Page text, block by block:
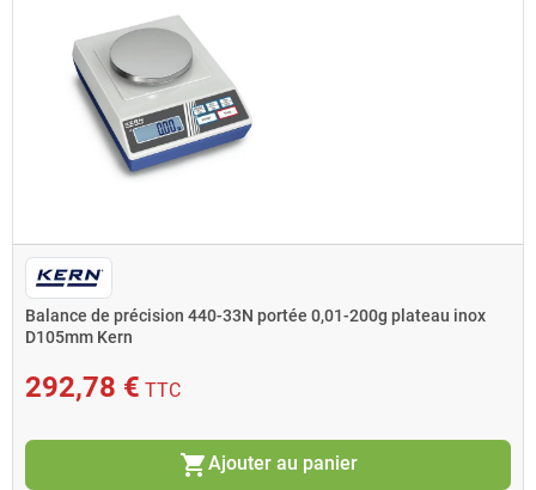
Balance de précision 440-33N portée 0,01-200g plateau inox
D105mm Kern
292,78 € TTC
shopping_cartAjouter au panier